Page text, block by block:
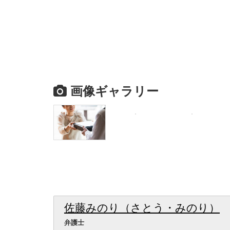
画像ギャラリー
佐藤みのり（さとう・みのり）
弁護士